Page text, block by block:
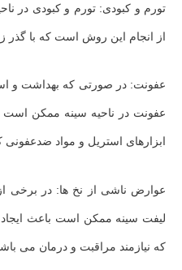
تورم و کبودی: تورم و کبودی در
از انجام این روش است که با گذر
عفونت: در صورتی که بهداشت و
عفونت در ناحیه سینه ممکن است
ابزارهای استریل و مواد ضدعفونی
عوارض ناشی از نخ‌ ها: در برخی
لیفت سینه ممکن است باعث
که نیازمند مراقبت و درمان می‌